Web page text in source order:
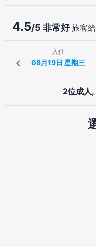
4.5/5 非常好旅客
入住
2位成人